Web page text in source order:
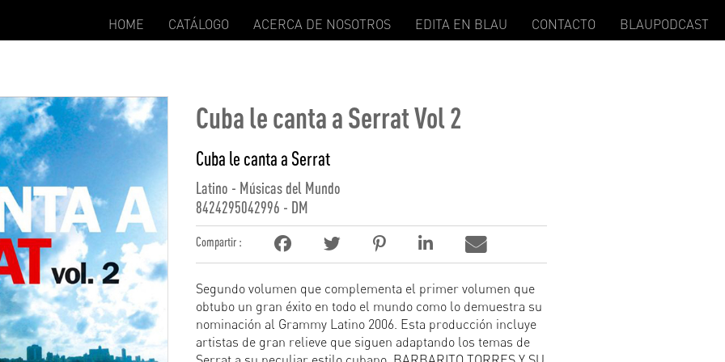
HOME CATÁLOGO ACERCA DE NOSOTROS EDITA EN BLAU CONTACTO BLAUPODCAST
Cuba le canta a Serrat Vol 2
Cuba le canta a Serrat
Latino - Músicas del Mundo
8424295042996 - DM
Compartir :
Segundo volumen que complementa el primer volumen que
obtubo un gran éxito en todo el mundo como lo demuestra su
nominación al Grammy Latino 2006. Esta producción incluye
artistas de gran relieve que siguen adaptando los temas de